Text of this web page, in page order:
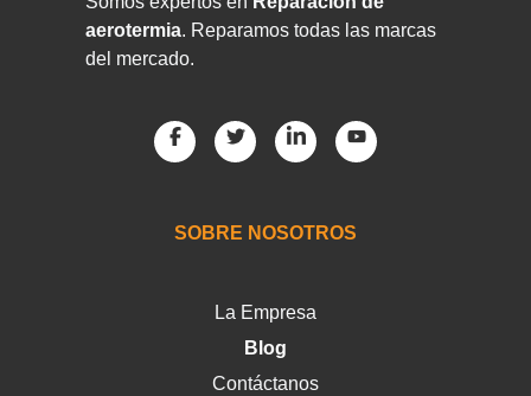
aerotermia. Reparamos todas las marcas
del mercado.
SOBRE NOSOTROS
La Empresa
Blog
Contáctanos